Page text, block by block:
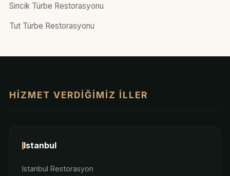
Sincik Türbe Restorasyonu
Tut Türbe Restorasyonu
HIZMET VERDIĞIMIZ İLLER
Istanbul
Istanbul Restorasyon